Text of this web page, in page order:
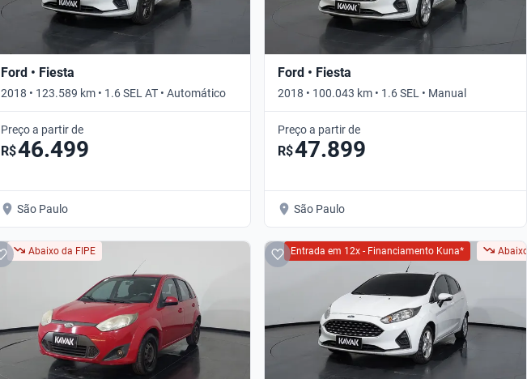
Ford • Fiesta
2018 • 123.589 km • 1.6 SEL AT • Automático
Preço a partir de
R$46.499
São Paulo
Ford • Fiesta
2018 • 100.043 km • 1.6 SEL • Manual
Preço a partir de
R$47.899
São Paulo
Abaixo da FIPE Entrada em 12x - Financiamento Kuna*